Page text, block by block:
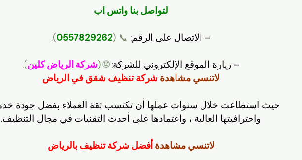
لتواصل بنا واتس اب
– الاتصال على الرقم: 📞 (
0557829262
).
– زيارة الموقع الإلكتروني للشركة:🌐 (شركة الرياض كلين).
لاتنسي مشاهدة شركة تنظيف شقق في الرياض
حيث استطاعت خلال سنوات عملها أن تكتسب ثقة العملاء بفضل جودة
واحترافيتها العالية ، واعتمادها على أحدث التقنيات في مجال التنظيف.
لاتنسي مشاهدةأفضل شركة تنظيف بالرياض